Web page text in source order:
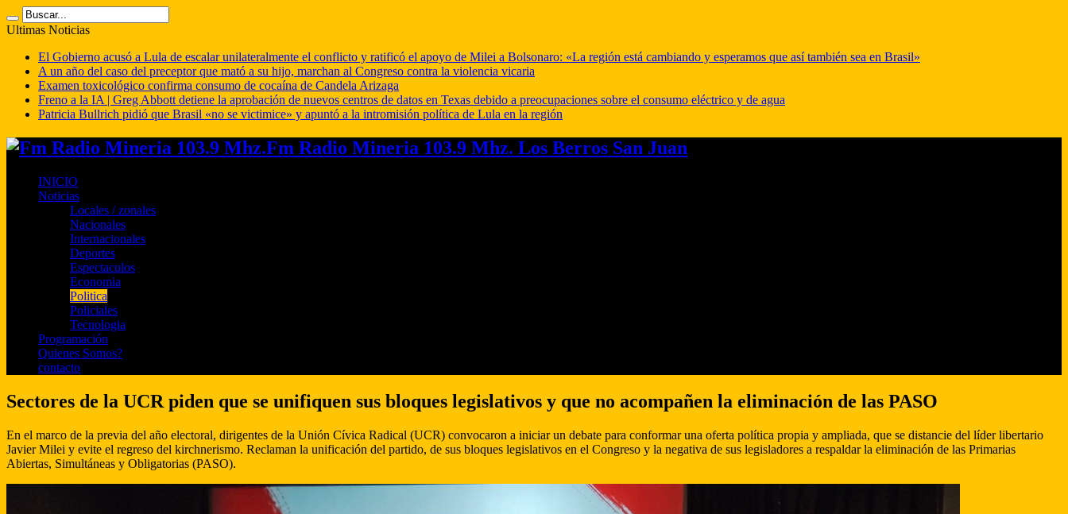
Ultimas Noticias
El Gobierno acusó a Lula de escalar unilateralmente el conflicto y ratificó el apoyo de Milei a Bolsonaro: «La región está cambiando y esperamos que así también sea en Brasil»
A un año del caso del preceptor que mató a su hijo, marchan al Congreso contra la violencia vicaria
Examen toxicológico confirma consumo de cocaína de Candela Arizaga
Freno a la IA | Greg Abbott detiene la aprobación de nuevos centros de datos en Texas debido a preocupaciones sobre el consumo eléctrico y de agua
Patricia Bullrich pidió que Brasil «no se victimice» y apuntó a la intromisión política de Lula en la región
Fm Radio Mineria 103.9 Mhz. Los Berros San Juan
INICIO
Noticias
Locales / zonales
Nacionales
Internacionales
Deportes
Espectaculos
Economia
Politica
Policiales
Tecnologia
Programación
Quienes Somos?
contacto
Sectores de la UCR piden que se unifiquen sus bloques legislativos y que no acompañen la eliminación de las PASO
En el marco de la previa del año electoral, dirigentes de la Unión Cívica Radical (UCR) convocaron a iniciar un debate para conformar una oferta política propia y ampliada, que se distancie del líder libertario
Javier Milei y evite el regreso del kirchnerismo. Reclaman la unificación del partido, de sus bloques legislativos en el Congreso y la negativa de sus legisladores a respaldar la eliminación de las Primarias
Abiertas, Simultáneas y Obligatorias (PASO).